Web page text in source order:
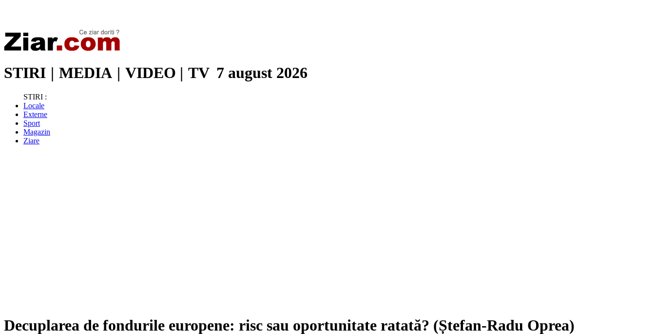
STIRI | MEDIA | VIDEO | TV 7 august 2026
STIRI :
Locale
Externe
Sport
Magazin
Ziare
Decuplarea de fondurile europene: risc sau oportunitate ratată? (Ștefan-Radu Oprea)